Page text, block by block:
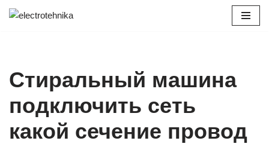
Стиральный машина
подключить сеть
какой сечение провод